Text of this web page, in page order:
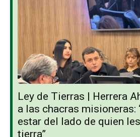
Ley de Tierras | Herrera
a las chacras misioneras:
estar del lado de quien
tierra”